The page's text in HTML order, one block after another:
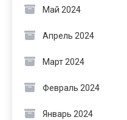
Май 2024
Апрель 2024
Март 2024
Февраль 2024
Январь 2024